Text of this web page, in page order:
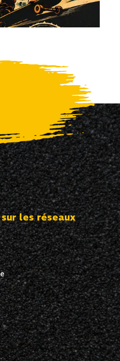
les réseaux